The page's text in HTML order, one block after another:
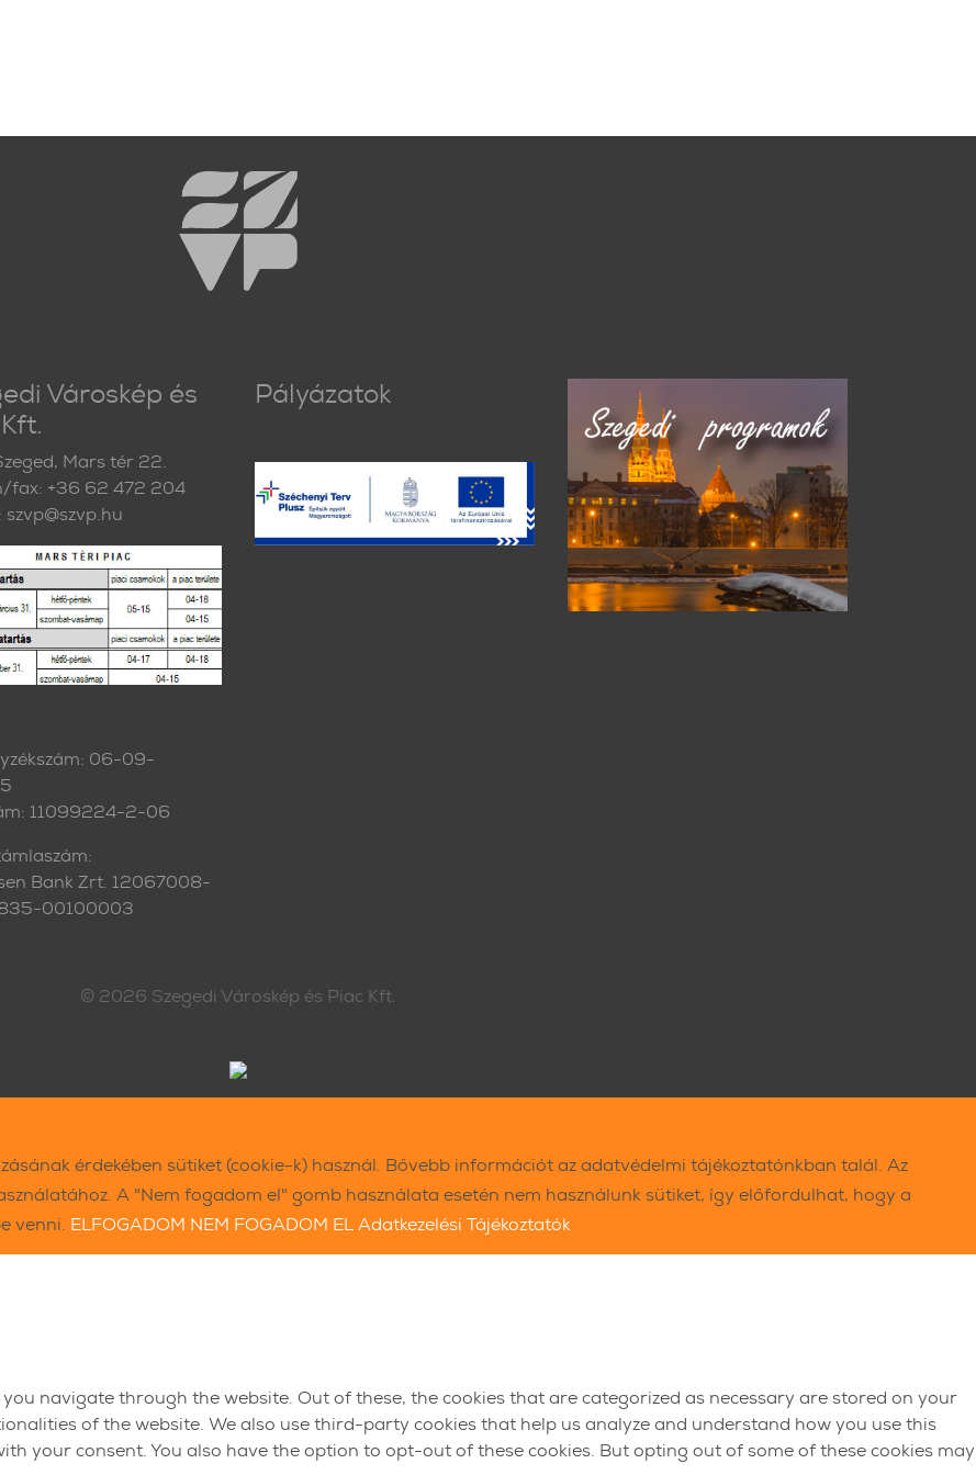
Városkép és
Mars tér 22.
fax: +36 62 472 204
06-09-
11099224-2-06
Bank Zrt. 12067008-
00100003
Pályázatok
© 2026 Szegedi Városkép és Piac Kft.
érdekében sütiket (cookie-k) használ. Bővebb információt az adatvédelmi tájékoztatónkban talál. Az
A "Nem fogadom el" gomb használata esetén nem használunk sütiket, így előfordulhat, hogy a
venni. ELFOGADOM NEM FOGADOM ELAdatkezelési Tájékoztatók
navigate through the website. Out of these, the cookies that are categorized as necessary are stored on your
of the website. We also use third-party cookies that help us analyze and understand how you use this
your consent. You also have the option to opt-out of these cookies. But opting out of some of these cookies may